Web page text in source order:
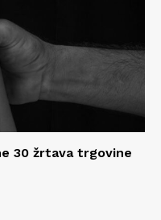
30 žrtava trgovine